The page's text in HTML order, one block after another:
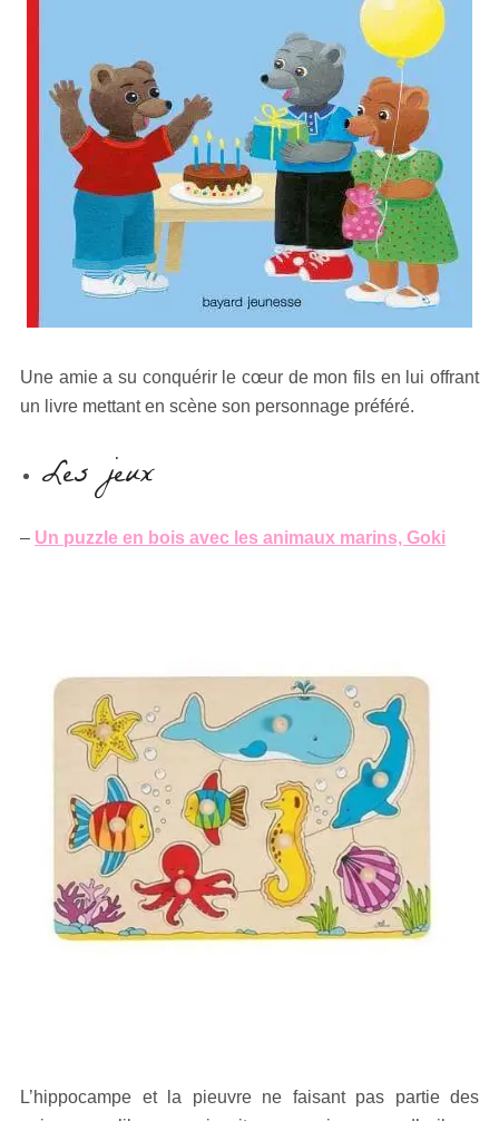
Une amie a su conquérir le cœur de mon fils en lui offrant
un livre mettant en scène son personnage préféré.
Les jeux
– Un puzzle en bois avec les animaux marins, Goki
L’hippocampe et la pieuvre ne faisant pas partie des